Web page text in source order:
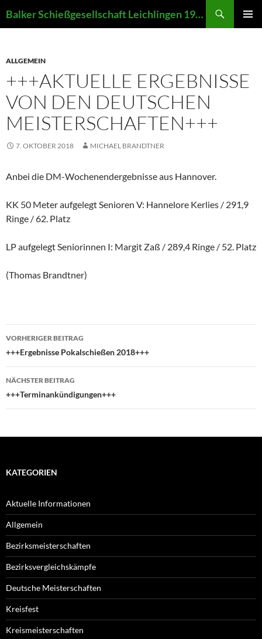
Inhalt
Balker Schießgesellschaft Leichlingen 1907 e.V.
ALLGEMEIN
+++AKTUELLE ERGEBNISSE
VON DEN DEUTSCHEN
MEISTERSCHAFTEN+++
7. OKTOBER 2018 MICHAEL BRANDTNER
Anbei die DM-Wochenendergebnisse aus Hannover.
KK 50 Meter aufgelegt Senioren V: Hannelore Kerlies / 291,9
Ringe / 62. Platz
LP aufgelegt Seniorinnen I: Margit Zaß / 289,4 Ringe / 52. Platz
(Thomas Brandtner)
Beitragsnavigation
VORHERIGER BEITRAG
+++Ergebnisse Pokalschießen 2018+++
NÄCHSTER BEITRAG
+++Terminankündigungen+++
KATEGORIEN
Aktuelle Informationen
Allgemein
Bezirksmeisterschaften
Bezirksvergleichskämpfe
Deutsche Meisterschaften
Kreisfest
Kreismeisterschaften